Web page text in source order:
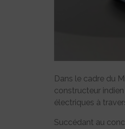
Dans le cadre du
constructeur
électriques à
Succédant au